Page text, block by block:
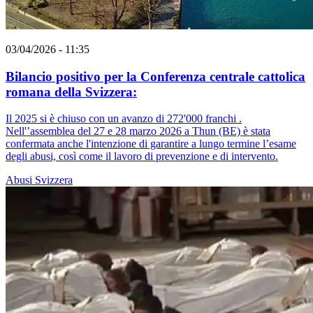
03/04/2026 - 11:35
Bilancio positivo per la Conferenza centrale cattolica
romana della Svizzera:
Il 2025 si è chiuso con un avanzo di 272'000 franchi .
Nell'’assemblea del 27 e 28 marzo 2026 a Thun (BE) è stata
confermata anche l'intenzione di garantire a lungo termine l’esame
degli abusi, così come il lavoro di prevenzione e di intervento.
Abusi Svizzera